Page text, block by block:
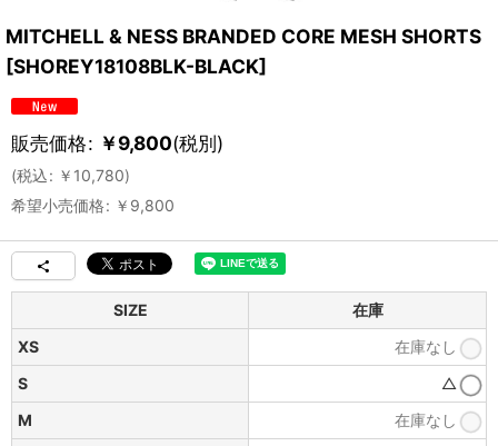
MITCHELL & NESS BRANDED CORE MESH SHORTS
[SHOREY18108BLK-BLACK]
販売価格: ￥9,800(税別)
(税込: ￥ 10,780)
希望小売価格: ￥ 9,800
SIZE
在庫
XS
在庫なし
S
△
M
在庫なし